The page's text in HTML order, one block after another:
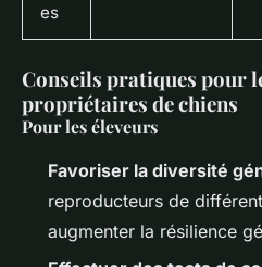
es
Conseils pratiques pour
propriétaires de chiens
Pour les éleveurs
Favoriser la diversité
reproducteurs de
augmenter la résilience